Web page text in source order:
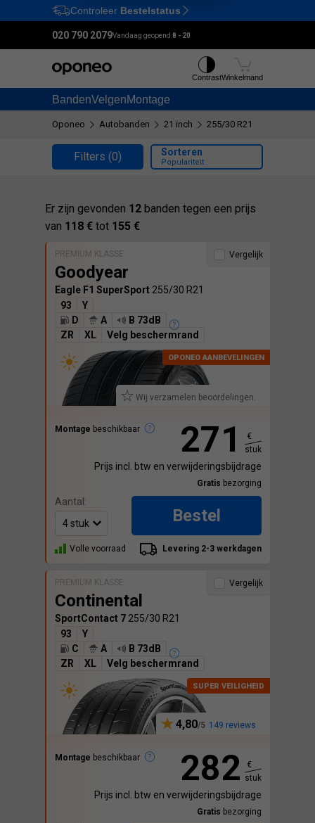
Ctrl M
Controleer Bestelstatus
020 790 2079Vandaag geopend:8 - 20
BandenVelgenMontage
ContrastWinkelmand
Oponeo Autobanden 21 inch 255/30 R21
Filters (0)
Er zijn gevonden 12 banden tegen een prijs
van 118 € tot 155 €
Sorteren
Populariteit
PREMIUM KLASSE
Goodyear
Eagle F1 SuperSport 255/30 R21
93
Y
D
A
B 73dB
ZR
XL Velg beschermrand
Wij verzamelen beoordelingen.
Montage beschikbaar
Vergelijk
271
€
stuk
Prijs incl. btw en verwijderingsbijdrage
Gratis bezorging
Aantal:
Bestel
Volle voorraad Levering 2-3 werkdagen
PREMIUM KLASSE
Continental
SportContact 7 255/30 R21
93
Y
C
A
B 73dB
ZR
XL Velg beschermrand
4,80 149 reviews
Montage beschikbaar
Vergelijk
282
€
stuk
Prijs incl. btw en verwijderingsbijdrage
Gratis bezorging